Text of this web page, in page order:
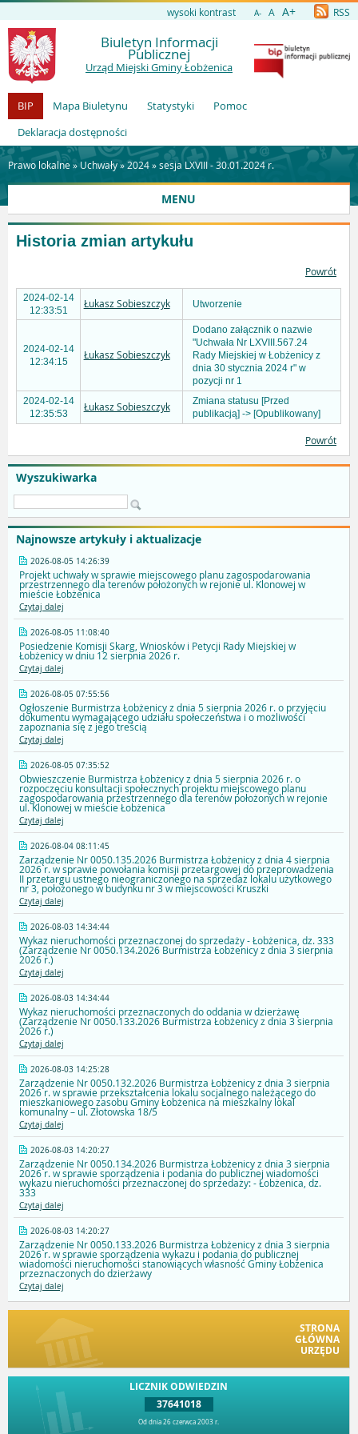
wysoki kontrast A- A A+ RSS
Biuletyn Informacji
Publicznej
Urząd Miejski Gminy Łobżenica
BIP Mapa Biuletynu Statystyki
Pomoc
Deklaracja dostępności
Prawo lokalne » Uchwały»2024»sesja LXVIII - 30.01.2024 r.
MENU
Wyszukiwarka
Najnowsze artykuły i aktualizacje
2026-08-05 14:26:39
Projekt uchwały w sprawie miejscowego planu zagospodarowania
przestrzennego dla terenów położonych w rejonie ul. Klonowej w
mieście Łobżenica
Czytaj dalej
2026-08-05 11:08:40
Posiedzenie Komisji Skarg, Wniosków i Petycji Rady Miejskiej w
Łobżenicy w dniu 12 sierpnia 2026 r.
Czytaj dalej
2026-08-05 07:55:56
Ogłoszenie Burmistrza Łobżenicy z dnia 5 sierpnia 2026 r. o przyjęciu
dokumentu wymagającego udziału społeczeństwa i o możliwości
zapoznania się z jego treścią
Czytaj dalej
2026-08-05 07:35:52
Obwieszczenie Burmistrza Łobżenicy z dnia 5 sierpnia 2026 r. o
rozpoczęciu konsultacji społecznych projektu miejscowego planu
zagospodarowania przestrzennego dla terenów położonych w rejonie
ul. Klonowej w mieście Łobżenica
Czytaj dalej
2026-08-04 08:11:45
Zarządzenie Nr 0050.135.2026 Burmistrza Łobżenicy z dnia 4 sierpnia
2026 r. w sprawie powołania komisji przetargowej do przeprowadzenia
II przetargu ustnego nieograniczonego na sprzedaż lokalu użytkowego
nr 3, położonego w budynku nr 3 w miejscowości Kruszki
Czytaj dalej
2026-08-03 14:34:44
Wykaz nieruchomości przeznaczonej do sprzedaży - Łobżenica, dz. 333
(Zarządzenie Nr 0050.134.2026 Burmistrza Łobżenicy z dnia 3 sierpnia
2026 r.)
Czytaj dalej
2026-08-03 14:34:44
Wykaz nieruchomości przeznaczonych do oddania w dzierżawę
(Zarządzenie Nr 0050.133.2026 Burmistrza Łobżenicy z dnia 3 sierpnia
2026 r.)
Czytaj dalej
2026-08-03 14:25:28
Zarządzenie Nr 0050.132.2026 Burmistrza Łobżenicy z dnia 3 sierpnia
2026 r. w sprawie przekształcenia lokalu socjalnego należącego do
mieszkaniowego zasobu Gminy Łobżenica na mieszkalny lokal
komunalny – ul. Złotowska 18/5
Czytaj dalej
2026-08-03 14:20:27
Zarządzenie Nr 0050.134.2026 Burmistrza Łobżenicy z dnia 3 sierpnia
2026 r. w sprawie sporządzenia i podania do publicznej wiadomości
wykazu nieruchomości przeznaczonej do sprzedaży: - Łobżenica, dz.
333
Czytaj dalej
2026-08-03 14:20:27
Zarządzenie Nr 0050.133.2026 Burmistrza Łobżenicy z dnia 3 sierpnia
2026 r. w sprawie sporządzenia wykazu i podania do publicznej
wiadomości nieruchomości stanowiących własność Gminy Łobżenica
przeznaczonych do dzierżawy
Czytaj dalej
STRONA
GŁÓWNA
URZĘDU
LICZNIK ODWIEDZIN
37641018
Od dnia 26 czerwca 2003 r.
Historia zmian artykułu
Powrót
2024-02-14
12:33:51
Łukasz Sobieszczyk Utworzenie
2024-02-14
12:34:15
Łukasz Sobieszczyk
Dodano załącznik o nazwie
"Uchwała Nr LXVIII.567.24
Rady Miejskiej w Łobżenicy z
dnia 30 stycznia 2024 r" w
pozycji nr 1
2024-02-14
12:35:53
Łukasz Sobieszczyk
Zmiana statusu [Przed
publikacją] -> [Opublikowany]
Powrót